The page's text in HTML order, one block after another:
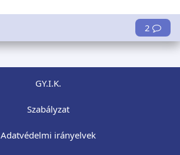
2
GY.I.K.
Szabályzat
Adatvédelmi irányelvek